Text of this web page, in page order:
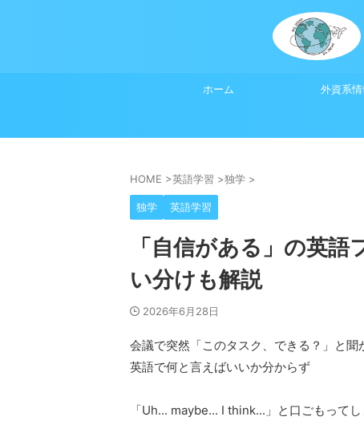
ホーム 外資系情
HOME >英語学習 >独学 >
独学 英語学習
「自信がある」の英
い分けも解説
2026年6月28日
会議で突然「このタスク、できる？」と聞
英語で何と言えばいいか分からず
「Uh... maybe... I think...」と口ごもって